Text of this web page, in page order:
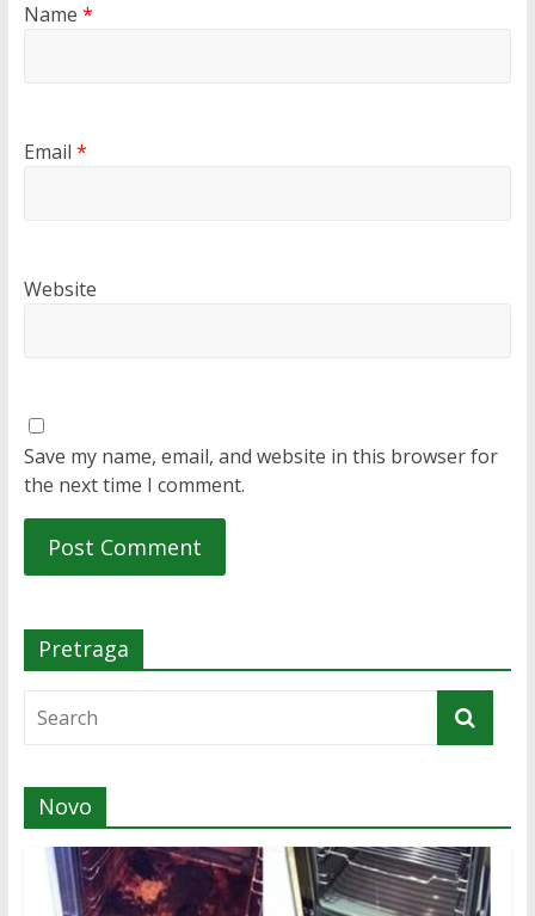
Name *
Email *
Website
Save my name, email, and website in this browser for
the next time I comment.
Pretraga
Novo